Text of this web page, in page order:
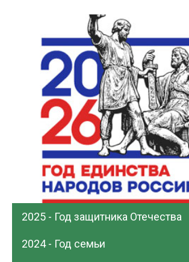
2025 - Год защитника Отечества
2024 - Год семьи